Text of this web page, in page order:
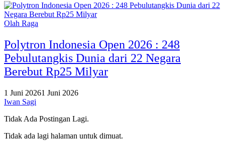
Olah Raga
Polytron Indonesia Open 2026 : 248
Pebulutangkis Dunia dari 22 Negara
Berebut Rp25 Milyar
1 Juni 20261 Juni 2026
Iwan Sagi
Tidak Ada Postingan Lagi.
Tidak ada lagi halaman untuk dimuat.